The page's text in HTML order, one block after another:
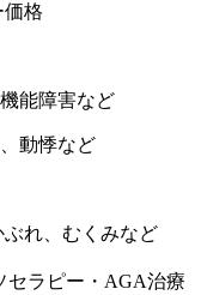
格
能障害など
動悸など
れ、むくみなど
セラピー・AGA治療